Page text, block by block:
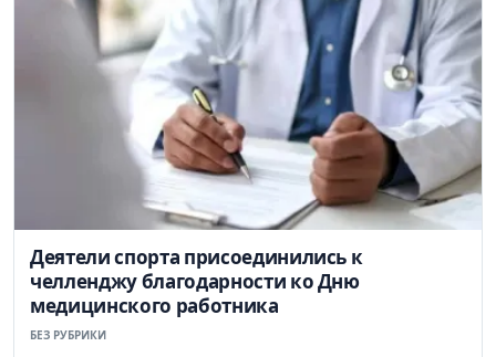
Деятели спорта присоединились к
челленджу благодарности ко Дню
медицинского работника
БЕЗ РУБРИКИ